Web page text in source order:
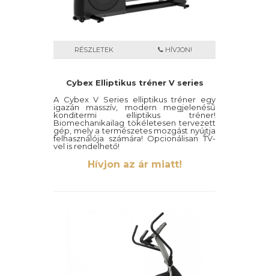
RÉSZLETEK HÍVJON!
Cybex Elliptikus tréner V series
A Cybex V Series elliptikus tréner egy
igazán masszív, modern megjelenésű
konditermi elliptikus tréner!
Biomechanikailag tökéletesen tervezett
gép, mely a természetes mozgást nyújtja
felhasználója számára! Opcionálisan TV-
vel is rendelhető!
Hívjon az ár miatt!